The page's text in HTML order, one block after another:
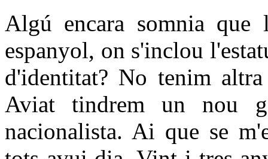
Algú encara somnia
espanyol, on s'inclou
d'identitat? No tenim
Aviat tindrem un nou
nacionalista. Ai que se